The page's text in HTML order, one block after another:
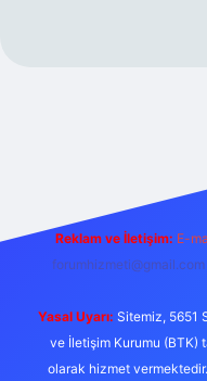
Reklam ve İletişim: E-
forumhizmeti@gmail.com
Yasal Uyarı: Sitemiz, 5651
ve İletişim Kurumu (BTK)
olarak hizmet